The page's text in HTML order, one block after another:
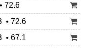
72.6
• 72.6
• 67.1